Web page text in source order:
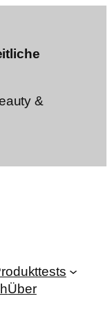
&
Über